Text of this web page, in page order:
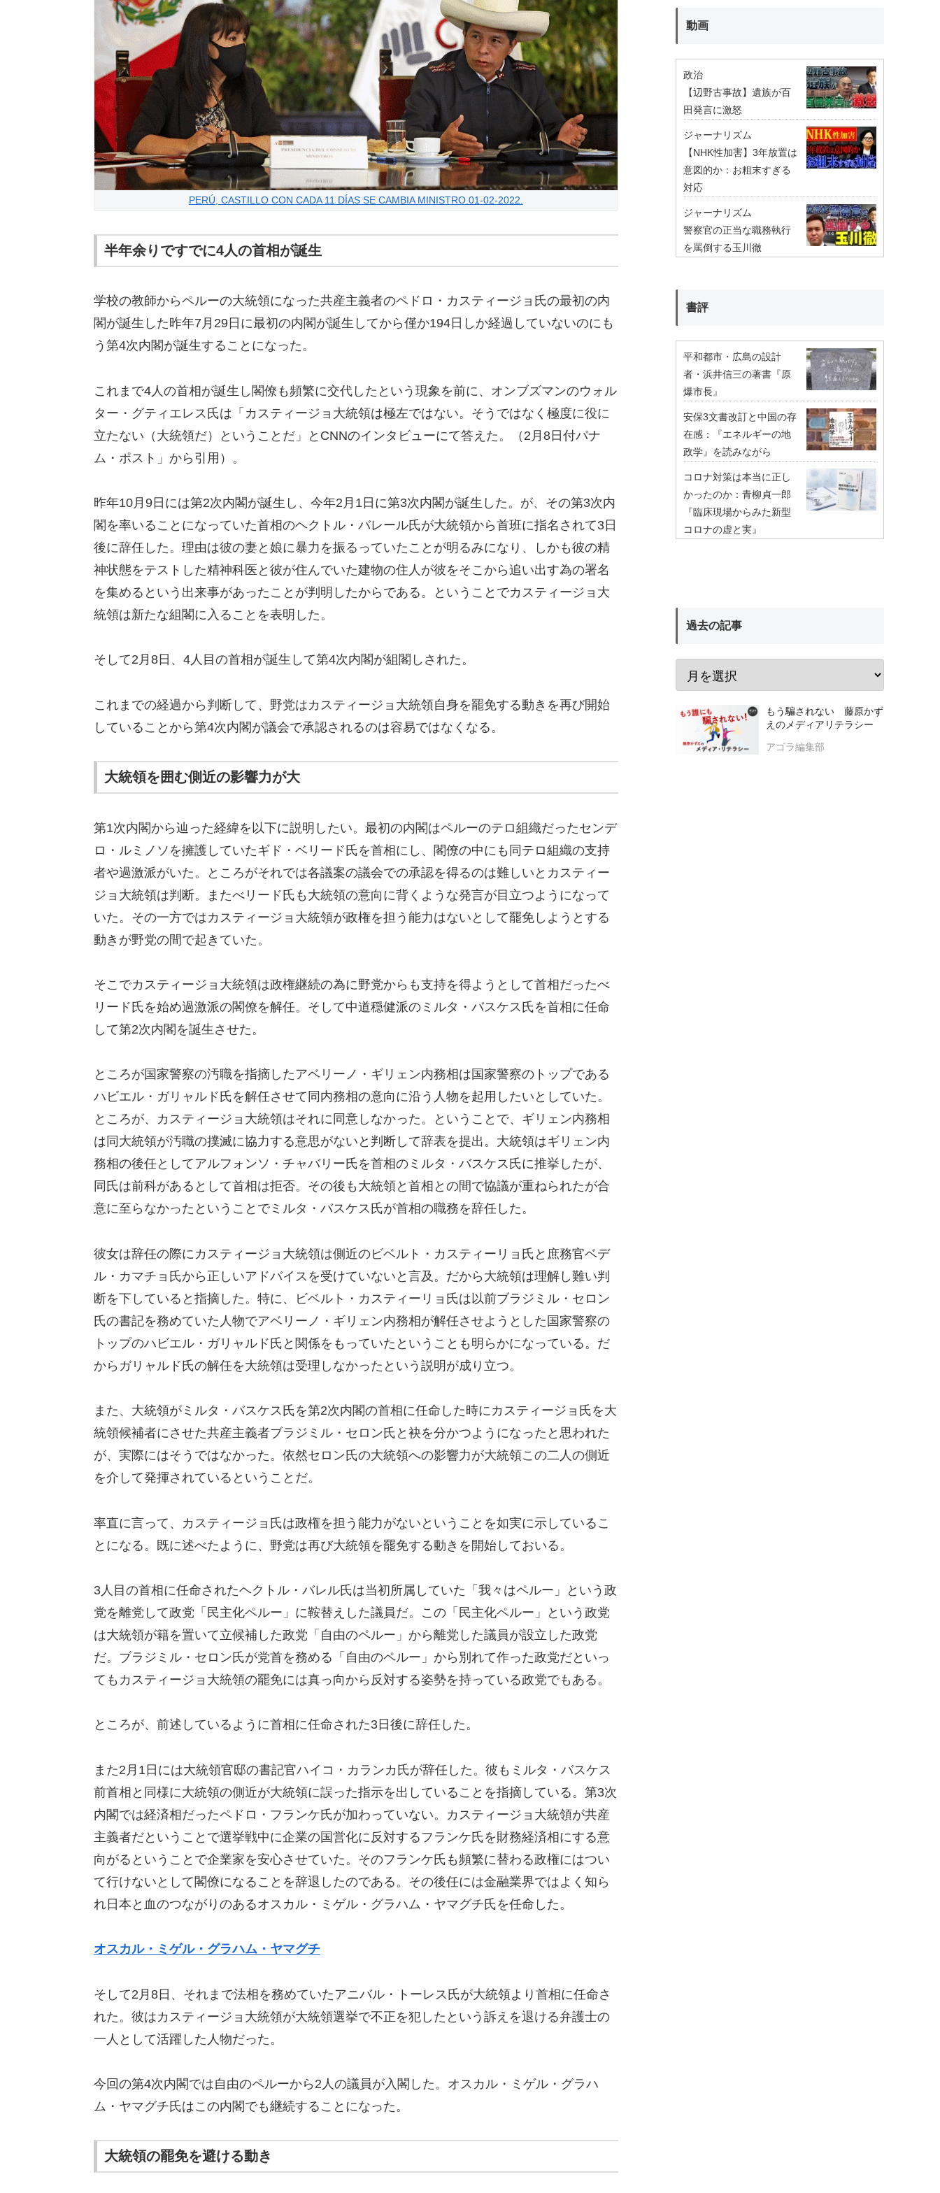
PERÚ, CASTILLO CON CADA 11 DÍAS SE CAMBIA MINISTRO.01-02-2022.
半年余りですでに4人の首相が誕生
学校の教師からペルーの大統領になった共産主義者のペドロ・カスティージョ氏の最初の内
閣が誕生した昨年7月29日に最初の内閣が誕生してから僅か194日しか経過していないのにも
う第4次内閣が誕生することになった。
これまで4人の首相が誕生し閣僚も頻繁に交代したという現象を前に、オンブズマンのウォル
ター・グティエレス氏は「カスティージョ大統領は極左ではない。そうではなく極度に役に
立たない（大統領だ）ということだ」とCNNのインタビューにて答えた。（2月8日付パナ
ム・ポスト」から引用）。
昨年10月9日には第2次内閣が誕生し、今年2月1日に第3次内閣が誕生した。が、その第3次内
閣を率いることになっていた首相のヘクトル・バレール氏が大統領から首班に指名されて3日
後に辞任した。理由は彼の妻と娘に暴力を振るっていたことが明るみになり、しかも彼の精
神状態をテストした精神科医と彼が住んでいた建物の住人が彼をそこから追い出す為の署名
を集めるという出来事があったことが判明したからである。ということでカスティージョ大
統領は新たな組閣に入ることを表明した。
そして2月8日、4人目の首相が誕生して第4次内閣が組閣しされた。
これまでの経過から判断して、野党はカスティージョ大統領自身を罷免する動きを再び開始
していることから第4次内閣が議会で承認されるのは容易ではなくなる。
大統領を囲む側近の影響力が大
第1次内閣から辿った経緯を以下に説明したい。最初の内閣はペルーのテロ組織だったセンデ
ロ・ルミノソを擁護していたギド・ベリード氏を首相にし、閣僚の中にも同テロ組織の支持
者や過激派がいた。ところがそれでは各議案の議会での承認を得るのは難しいとカスティー
ジョ大統領は判断。またべリード氏も大統領の意向に背くような発言が目立つようになって
いた。その一方ではカスティージョ大統領が政権を担う能力はないとして罷免しようとする
動きが野党の間で起きていた。
そこでカスティージョ大統領は政権継続の為に野党からも支持を得ようとして首相だったべ
リード氏を始め過激派の閣僚を解任。そして中道穏健派のミルタ・バスケス氏を首相に任命
して第2次内閣を誕生させた。
ところが国家警察の汚職を指摘したアベリーノ・ギリェン内務相は国家警察のトップである
ハビエル・ガリャルド氏を解任させて同内務相の意向に沿う人物を起用したいとしていた。
ところが、カスティージョ大統領はそれに同意しなかった。ということで、ギリェン内務相
は同大統領が汚職の撲滅に協力する意思がないと判断して辞表を提出。大統領はギリェン内
務相の後任としてアルフォンソ・チャバリー氏を首相のミルタ・バスケス氏に推挙したが、
同氏は前科があるとして首相は拒否。その後も大統領と首相との間で協議が重ねられたが合
意に至らなかったということでミルタ・バスケス氏が首相の職務を辞任した。
彼女は辞任の際にカスティージョ大統領は側近のビベルト・カスティーリョ氏と庶務官ベデ
ル・カマチョ氏から正しいアドバイスを受けていないと言及。だから大統領は理解し難い判
断を下していると指摘した。特に、ビベルト・カスティーリョ氏は以前ブラジミル・セロン
氏の書記を務めていた人物でアベリーノ・ギリェン内務相が解任させようとした国家警察の
トップのハビエル・ガリャルド氏と関係をもっていたということも明らかになっている。だ
からガリャルド氏の解任を大統領は受理しなかったという説明が成り立つ。
また、大統領がミルタ・バスケス氏を第2次内閣の首相に任命した時にカスティージョ氏を大
統領候補者にさせた共産主義者ブラジミル・セロン氏と袂を分かつようになったと思われた
が、実際にはそうではなかった。依然セロン氏の大統領への影響力が大統領この二人の側近
を介して発揮されているということだ。
率直に言って、カスティージョ氏は政権を担う能力がないということを如実に示しているこ
とになる。既に述べたように、野党は再び大統領を罷免する動きを開始しておいる。
3人目の首相に任命されたヘクトル・バレル氏は当初所属していた「我々はペルー」という政
党を離党して政党「民主化ペルー」に鞍替えした議員だ。この「民主化ペルー」という政党
は大統領が籍を置いて立候補した政党「自由のペルー」から離党した議員が設立した政党
だ。ブラジミル・セロン氏が党首を務める「自由のペルー」から別れて作った政党だといっ
てもカスティージョ大統領の罷免には真っ向から反対する姿勢を持っている政党でもある。
ところが、前述しているように首相に任命された3日後に辞任した。
また2月1日には大統領官邸の書記官ハイコ・カランカ氏が辞任した。彼もミルタ・バスケス
前首相と同様に大統領の側近が大統領に誤った指示を出していることを指摘している。第3次
内閣では経済相だったペドロ・フランケ氏が加わっていない。カスティージョ大統領が共産
主義者だということで選挙戦中に企業の国営化に反対するフランケ氏を財務経済相にする意
向がるということで企業家を安心させていた。そのフランケ氏も頻繁に替わる政権にはつい
て行けないとして閣僚になることを辞退したのである。その後任には金融業界ではよく知ら
れ日本と血のつながりのあるオスカル・ミゲル・グラハム・ヤマグチ氏を任命した。
オスカル・ミゲル・グラハム・ヤマグチ
そして2月8日、それまで法相を務めていたアニバル・トーレス氏が大統領より首相に任命さ
れた。彼はカスティージョ大統領が大統領選挙で不正を犯したという訴えを退ける弁護士の
一人として活躍した人物だった。
今回の第4次内閣では自由のペルーから2人の議員が入閣した。オスカル・ミゲル・グラハ
ム・ヤマグチ氏はこの内閣でも継続することになった。
大統領の罷免を避ける動き
動画
政治
【辺野古事故】遺族が百
田発言に激怒
ジャーナリズム
【NHK性加害】3年放置は
意図的か：お粗末すぎる
対応
ジャーナリズム
警察官の正当な職務執行
を罵倒する玉川徹
書評
平和都市・広島の設計
者・浜井信三の著書『原
爆市長』
安保3文書改訂と中国の存
在感：『エネルギーの地
政学』を読みながら
コロナ対策は本当に正し
かったのか：青柳貞一郎
『臨床現場からみた新型
コロナの虚と実』
過去の記事
もう騙されない 藤原かず
えのメディアリテラシー
アゴラ編集部